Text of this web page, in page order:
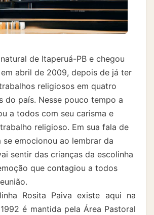
de Itaperuá-PB e chegou
abril de 2009, depois de já ter
religiosos em quatro
do país. Nesse pouco tempo a
a todos com seu carisma e
religioso. Em sua fala de
se emocionou ao lembrar da
sentir das crianças da escolinha
que contagiou a todos
Rosita Paiva existe aqui na
é mantida pela Área Pastoral